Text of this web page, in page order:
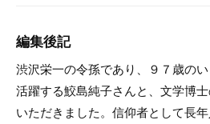
編集後記
渋沢栄一の令孫であり、９７歳の
活躍する鮫島純子さんと、文学博
いただきました。信仰者として長